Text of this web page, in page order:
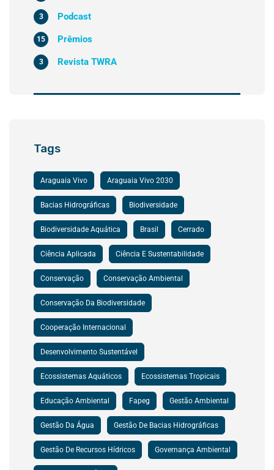
Podcast
3
Prêmios
15
Revista TWRA
3
Tags
Araguaia Vivo Araguaia Vivo 2030
Bacias Hidrográficas Biodiversidade
Biodiversidade Aquática Brasil Cerrado
Ciência Aplicada Ciência E Sustentabilidade
Conservação Conservação Ambiental
Conservação Da Biodiversidade
Cooperação Internacional
Desenvolvimento Sustentável
Ecossistemas Aquáticos Ecossistemas Tropicais
Educação Ambiental Fapeg Gestão Ambiental
Gestão Da Água Gestão De Bacias Hidrográficas
Gestão De Recursos Hídricos Governança Ambiental